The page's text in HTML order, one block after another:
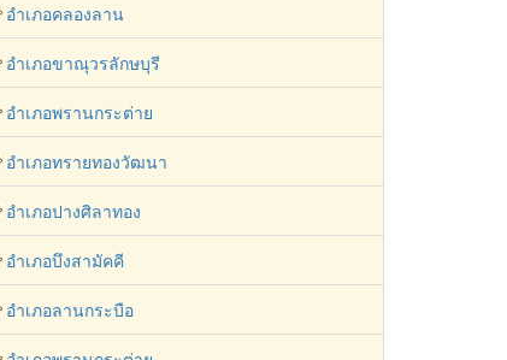
อำเภอคลองลาน
อำเภอขาณุวรลักษบุรี
อำเภอพรานกระต่าย
อำเภอทรายทองวัฒนา
อำเภอปางศิลาทอง
อำเภอบึงสามัคคี
อำเภอลานกระบือ